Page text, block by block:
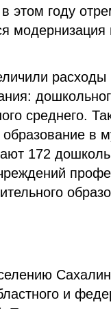
этом году
расходы
среднего.
в
172
и